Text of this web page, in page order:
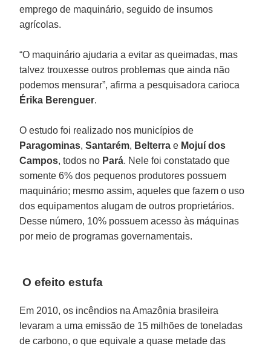
emprego de maquinário, seguido de insumos
agrícolas.
“O maquinário ajudaria a evitar as queimadas, mas
talvez trouxesse outros problemas que ainda não
podemos mensurar”, afirma a pesquisadora carioca
Érika Berenguer.
O estudo foi realizado nos municípios de
Paragominas,Santarém, Belterra e Mojuí dos
Campos, todos no Pará. Nele foi constatado que
somente 6% dos pequenos produtores possuem
maquinário; mesmo assim, aqueles que fazem o uso
dos equipamentos alugam de outros proprietários.
Desse número, 10% possuem acesso às máquinas
por meio de programas governamentais.
O efeito estufa
Em 2010, os incêndios na Amazônia brasileira
levaram a uma emissão de 15 milhões de toneladas
de carbono, o que equivale a quase metade das